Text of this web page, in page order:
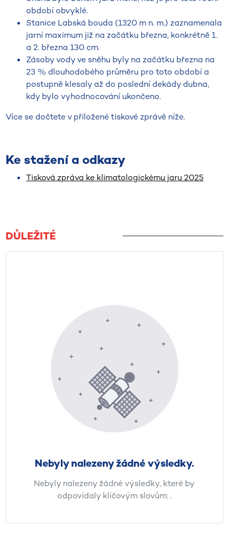
období obvyklé.
Stanice Labská bouda (1320 m n. m.) zaznamenala
jarní maximum již na začátku března, konkrétně 1.
a 2. března 130 cm.
Zásoby vody ve sněhu byly na začátku března na
23 % dlouhodobého průměru pro toto období a
postupně klesaly až do poslední dekády dubna,
kdy bylo vyhodnocování ukončeno.
Více se dočtete v přiložené tiskové zprávě níže.
Ke stažení a odkazy
Tisková zpráva ke klimatologickému jaru 2025
DŮLEŽITÉ
Nebyly nalezeny žádné výsledky.
Nebyly nalezeny žádné výsledky, které by
odpovídaly klíčovým slovům: .